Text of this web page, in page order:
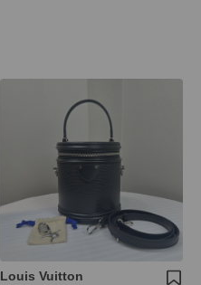
Louis Vuitton